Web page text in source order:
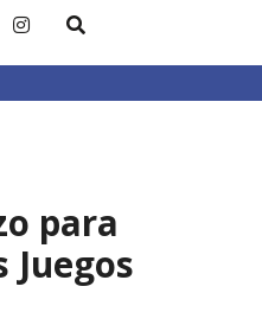
para